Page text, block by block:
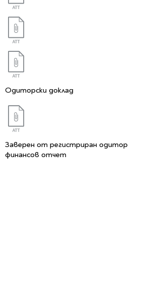
Одиторски доклад
Заверен от регистриран одитор
финансов отчет